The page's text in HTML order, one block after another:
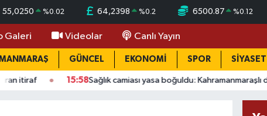
55,0250 %0.02 64,2398 %0.2 6500.87 %0.12
Galeri Videolar Canlı Yayın
GÜNCEL EKONOMİ SPOR SİYASET
15:58Sağlık camiası yasa boğuldu: Kahramanmaraşlı doktor öldü